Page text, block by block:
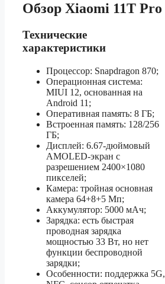
Обзор Xiaomi 11T Pro
Технические
характеристики
Процессор: Snapdragon 870;
Операционная система:
MIUI 12, основанная на
Android 11;
Оперативная память: 8 ГБ;
Встроенная память: 128/256
ГБ;
Дисплей: 6.67-дюймовый
AMOLED-экран с
разрешением 2400×1080
пикселей;
Камера: тройная основная
камера 64+8+5 Мп;
Аккумулятор: 5000 мАч;
Зарядка: есть быстрая
проводная зарядка
мощностью 33 Вт, но нет
функции беспроводной
зарядки;
Особенности: поддержка 5G,